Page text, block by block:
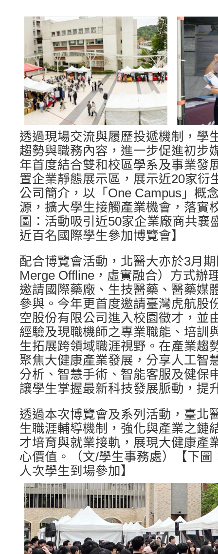
透過現場交流與履歷投遞機制，學
趨勢與職務內容，進一步促進初步
年首度結合雙和校區學系及事業發
置企業靜態展示區，展示近20家衍
公司簡介，以「One Campus」概
源，擴大學生接觸產業機會，落實
圖：活動吸引近50家企業廠商共襄
近百名國際學生參加博覽會】
配合博覽會活動，北醫大亦於3月
Merge Offline，虛實融合）方式辦
邀請國際藥廠、生技醫藥、醫藥媒
參與。今年更首度邀請臺灣虎航股
空股份有限公司進入校園徵才，並
經驗及現職機師之專業職能、培訓
生拓展跨領域職涯視野。在產業趨
聚焦大健康產業發展，分享人工智
分析、智慧手術、智能客服及健保
讓學生掌握最新科技發展脈動，提
透過本次博覽會及系列活動，臺北
生職涯輔導機制，強化與產業之鏈
才培育與就業接軌，展現大健康產
心價值。（文/學生事務處）【下圖
人次學生到場參加】